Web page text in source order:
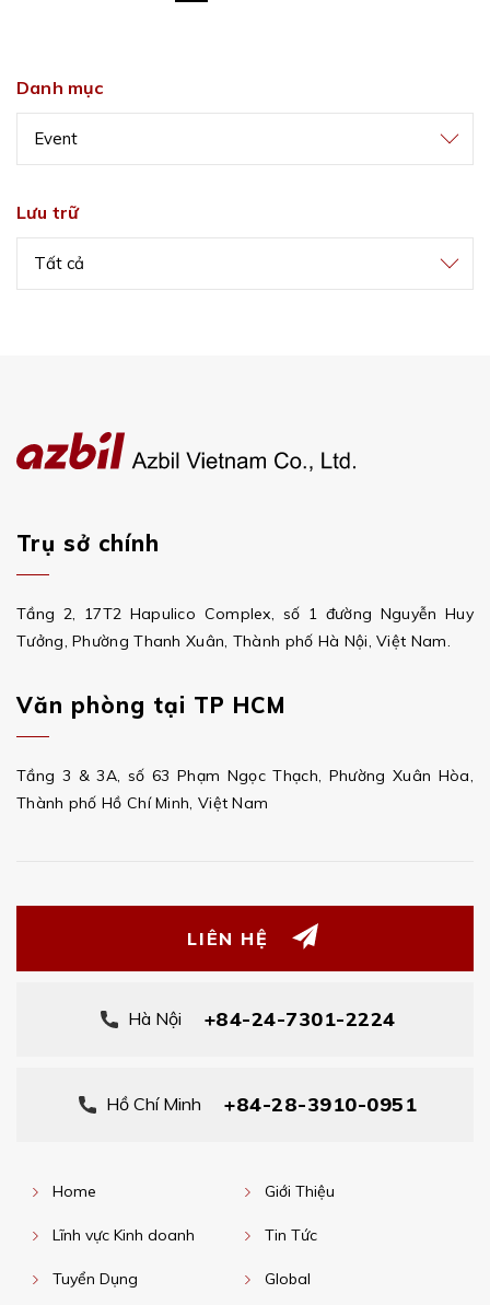
Danh mục
Event
Lưu trữ
Tất cả
Trụ sở chính
Tầng 2, 17T2 Hapulico Complex, số 1 đường Nguyễn Huy
Tưởng, Phường Thanh Xuân, Thành phố Hà Nội, Việt Nam.
Văn phòng tại TP HCM
Tầng 3 & 3A, số 63 Phạm Ngọc Thạch, Phường Xuân Hòa,
Thành phố Hồ Chí Minh, Việt Nam
LIÊN HỆ
Hà Nội +84-24-7301-2224
Hồ Chí Minh +84-28-3910-0951
Home Giới Thiệu
Lĩnh vực Kinh doanh Tin Tức
Tuyển Dụng Global